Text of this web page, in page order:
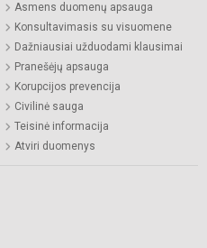
Asmens duomenų apsauga
Konsultavimasis su visuomene
Dažniausiai užduodami klausimai
Pranešėjų apsauga
Korupcijos prevencija
Civilinė sauga
Teisinė informacija
Atviri duomenys